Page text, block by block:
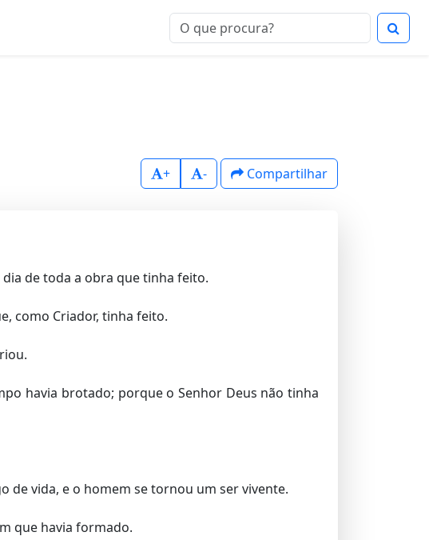
+ - Compartilhar
de toda a obra que tinha feito.
como Criador, tinha feito.
havia brotado; porque o Senhor Deus não tinha
de vida, e o homem se tornou um ser vivente.
que havia formado.